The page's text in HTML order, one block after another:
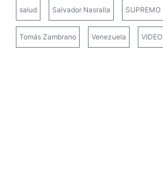
salud Salvador Nasralla SUPREMO
Tomás Zambrano Venezuela VIDEO